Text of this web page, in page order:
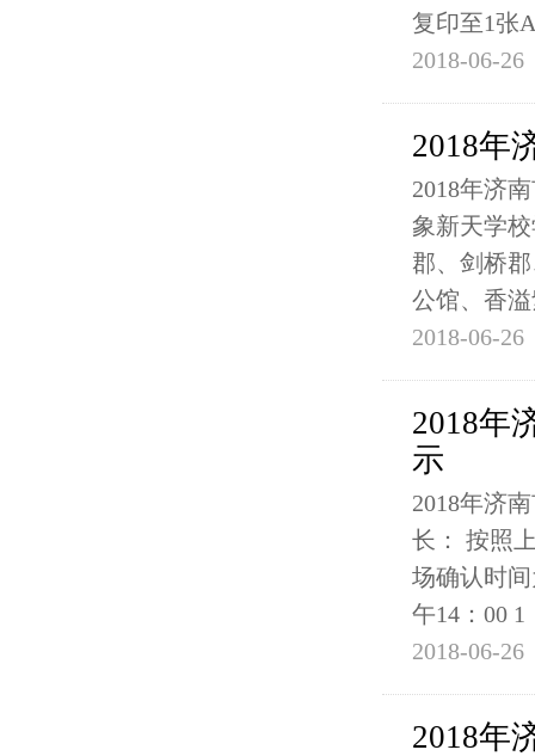
复印至1张
2018-06-26
2018年
2018年济
象新天学
郡、剑桥
公馆、香
2018-06-26
2018年
示
2018年济
长： 按照
场确认时
午14：00 1
2018-06-26
2018年